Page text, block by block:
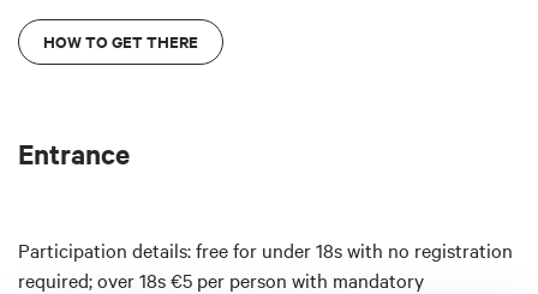
HOW TO GET THERE
Entrance
Participation details: free for under 18s with no registration
required; over 18s €5 per person with mandatory